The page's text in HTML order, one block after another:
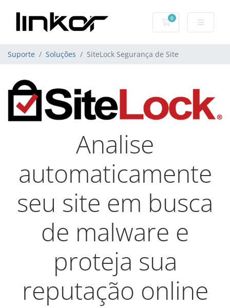
0
Carrinho de
Suporte Soluções SiteLock Segurança de Site
Analise
automaticamente
seu site em busca
de malware e
proteja sua
reputação online